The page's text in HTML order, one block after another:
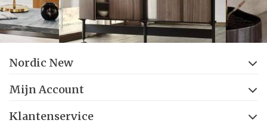
Nordic New
Mijn Account
Klantenservice